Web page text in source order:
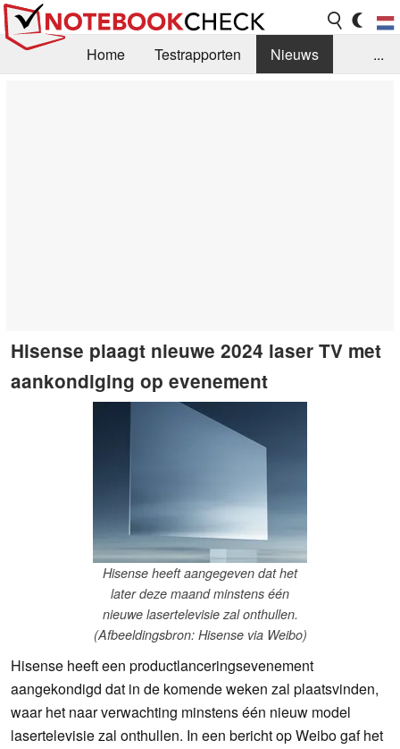
Home Testrapporten
Nieuws
...
Hisense plaagt nieuwe 2024 laser TV met
aankondiging op evenement
Hisense heeft aangegeven dat het
later deze maand minstens één
nieuwe lasertelevisie zal onthullen.
(Afbeeldingsbron: Hisense via Weibo)
Hisense heeft een productlanceringsevenement
aangekondigd dat in de komende weken zal plaatsvinden,
waar het naar verwachting minstens één nieuw model
lasertelevisie zal onthullen. In een bericht op Weibo gaf het